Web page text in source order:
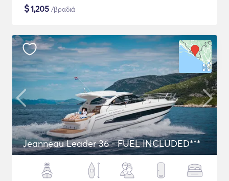
$1,205 /βραδιά
Jeanneau Leader 36 - FUEL INCLUDED***